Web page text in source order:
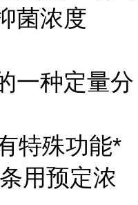
菌浓度
一种定量分
特殊功能*
用预定浓